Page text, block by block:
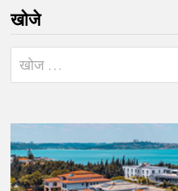
खोजे
निम्न
को